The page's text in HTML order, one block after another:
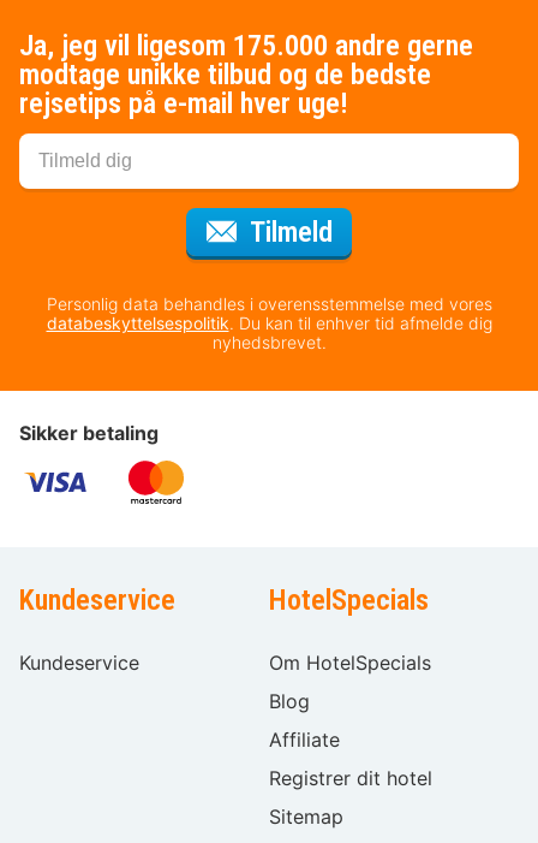
Ja, jeg vil ligesom 175.000 andre gerne
modtage unikke tilbud og de bedste
rejsetips på e-mail hver uge!
Tilmeld
Personlig data behandles i overensstemmelse med vores
databeskyttelsespolitik. Du kan til enhver tid afmelde dig
nyhedsbrevet.
Sikker betaling
Kundeservice
Kundeservice
HotelSpecials
Om HotelSpecials
Blog
Affiliate
Registrer dit hotel
Sitemap